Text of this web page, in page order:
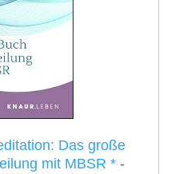
Das große
mit MBSR *-